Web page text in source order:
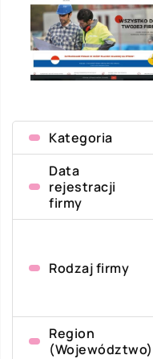
Kategoria
Data
rejestracji
firmy
Rodzaj firmy
Region
(Województwo)